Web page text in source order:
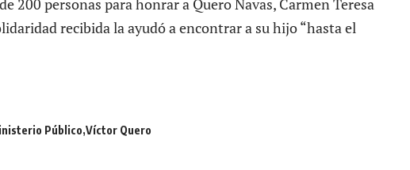
recibida la ayudó a encontrar a su hijo “hasta el
Público Víctor Quero